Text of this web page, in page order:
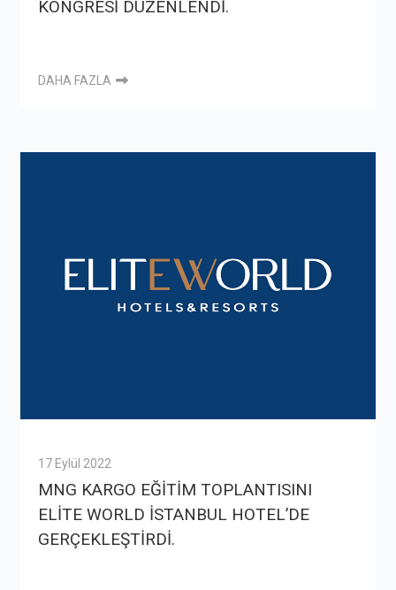
KONGRESİ DÜZENLENDİ.
DAHA FAZLA
17 Eylül 2022
MNG KARGO EĞİTİM TOPLANTISINI
ELİTE WORLD İSTANBUL HOTEL’DE
GERÇEKLEŞTİRDİ.